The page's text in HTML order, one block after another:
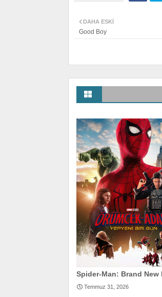
DAHA ESKI
Good Boy
Spider-Man: Brand New
Temmuz 31, 2026